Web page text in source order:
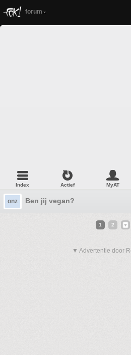
forum
Index Actief MyAT
onz Ben jij vegan?
1 2
▼ Advertentie door